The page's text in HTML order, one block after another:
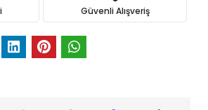
Güvenli Alışveriş